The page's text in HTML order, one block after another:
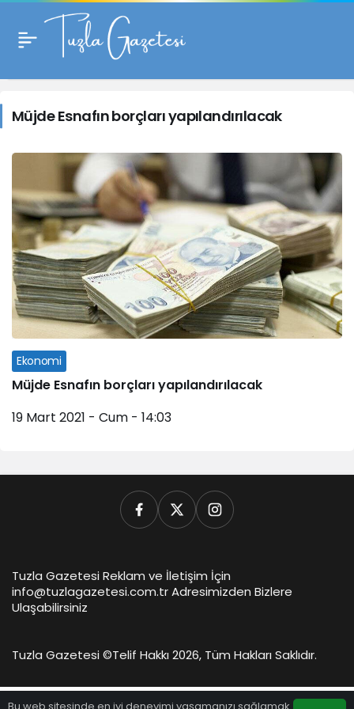
Müjde
Esnafın
borçları
yapılandırılacak
Haberleri
Müjde Esnafın borçları yapılandırılacak
Ekonomi
Müjde Esnafın borçları yapılandırılacak
19 Mart 2021 - Cum - 14:03
Bu web sitesinde en iyi deneyimi yaşamanızı sağlamak
Tuzla Gazetesi Reklam ve İletişim İçin
info@tuzlagazetesi.com.tr Adresimizden Bizlere
Ulaşabilirsiniz
Tuzla Gazetesi ©Telif Hakkı 2026, Tüm Hakları Saklıdır.